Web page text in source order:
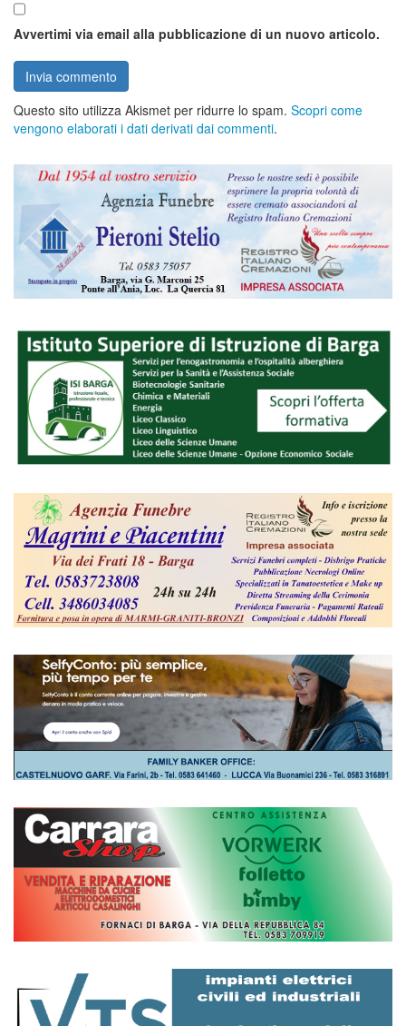
Avvertimi via email alla pubblicazione di un nuovo articolo.
Questo sito utilizza Akismet per ridurre lo spam. Scopri come
vengono elaborati i dati derivati dai commenti.